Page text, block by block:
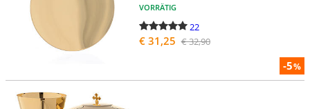
-5%
VORRÄTIG
22
€ 31,25 € 32,90